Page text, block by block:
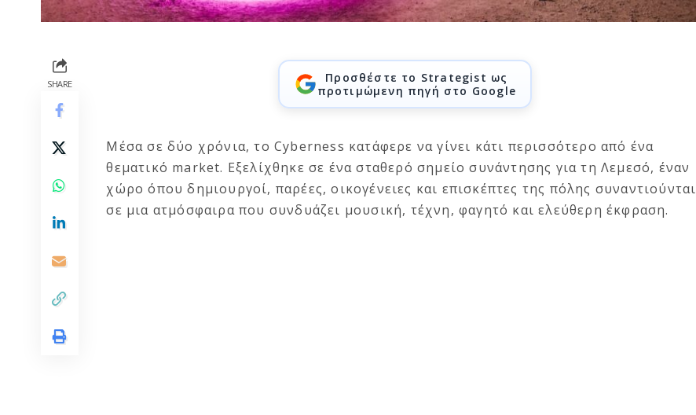
SHARE
Προσθέστε το Strategist ως
προτιμώμενη πηγή στο Google
Μέσα σε δύο χρόνια, το Cyberness κατάφερε να γίνει κάτι περισσότερο από ένα
θεματικό market. Εξελίχθηκε σε ένα σταθερό σημείο συνάντησης για τη Λεμεσό, έναν
χώρο όπου δημιουργοί, παρέες, οικογένειες και επισκέπτες της πόλης συναντιούνται
σε μια ατμόσφαιρα που συνδυάζει μουσική, τέχνη, φαγητό και ελεύθερη έκφραση.